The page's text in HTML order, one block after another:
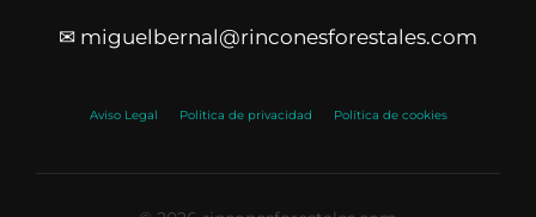
✉ miguelbernal@rinconesforestales.com
Aviso Legal Política de privacidad Política de cookies